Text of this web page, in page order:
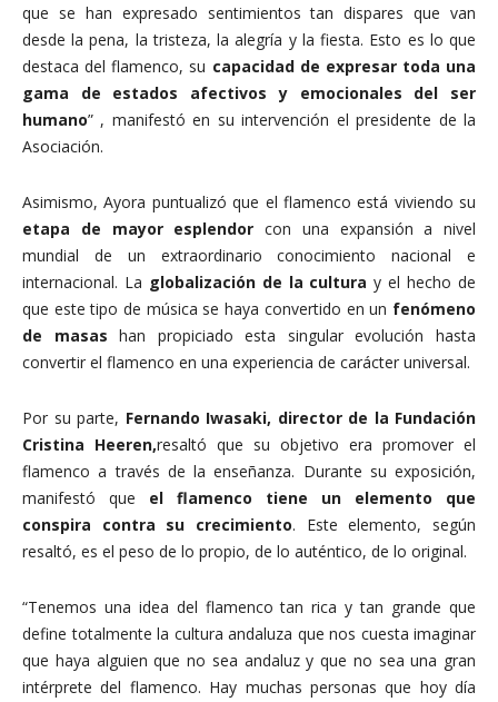
que se han expresado sentimientos tan dispares que van
desde la pena, la tristeza, la alegría y la fiesta. Esto es lo que
destaca del flamenco, su capacidad de expresar toda una
gama de estados afectivos y emocionales del ser
humano” , manifestó en su intervención el presidente de la
Asociación.
Asimismo, Ayora puntualizó que el flamenco está viviendo su
etapa de mayor esplendor con una expansión a nivel
mundial de un extraordinario conocimiento nacional e
internacional. La globalización de la culturay el hecho de
que este tipo de música se haya convertido en un fenómeno
de masas han propiciado esta singular evolución hasta
convertir el flamenco en una experiencia de carácter universal.
Por su parte, Fernando Iwasaki, director de la Fundación
Cristina Heeren,resaltó que su objetivo era promover el
flamenco a través de la enseñanza. Durante su exposición,
manifestó que el flamenco tiene un elemento que
conspira contra su crecimiento. Este elemento, según
resaltó, es el peso de lo propio, de lo auténtico, de lo original.
“Tenemos una idea del flamenco tan rica y tan grande que
define totalmente la cultura andaluza que nos cuesta imaginar
que haya alguien que no sea andaluz y que no sea una gran
intérprete del flamenco. Hay muchas personas que hoy día